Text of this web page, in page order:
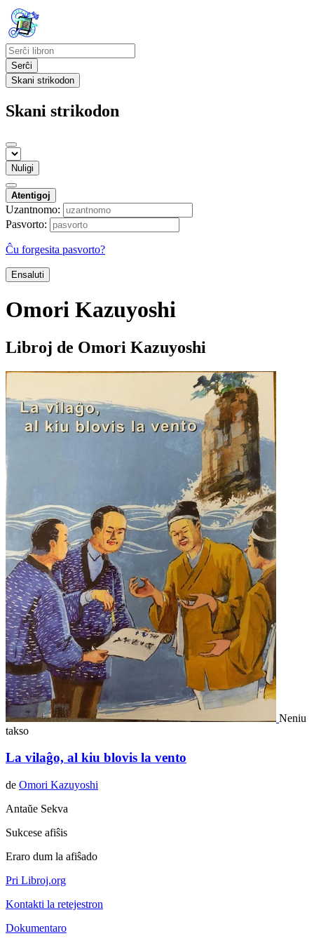
Serĉi
Skani strikodon
Skani strikodon
Nuligi
Atentigoj
Uzantnomo:
Pasvorto:
Ĉu forgesita pasvorto?
Ensaluti
Omori Kazuyoshi
Libroj de Omori Kazuyoshi
Neniu
takso
La vilaĝo, al kiu blovis la vento
de Omori Kazuyoshi
Antaŭe Sekva
Sukcese afiŝis
Eraro dum la afiŝado
Pri Libroj.org
Kontakti la retejestron
Dokumentaro